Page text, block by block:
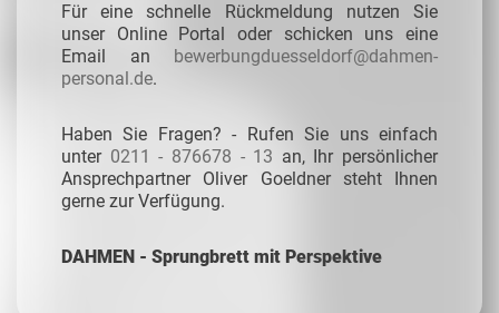
Für eine schnelle Rückmeldung nutzen Sie
unser Online Portal oder schicken uns eine
Email an bewerbungduesseldorf@dahmen-
personal.de.
Haben Sie Fragen? - Rufen Sie uns einfach
unter 0211 - 876678 - 13 an, Ihr persönlicher
Ansprechpartner Oliver Goeldner steht Ihnen
gerne zur Verfügung.
DAHMEN - Sprungbrett mit Perspektive